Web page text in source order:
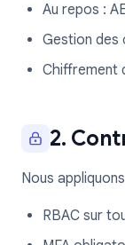
Au repos :
Gestion des
Chiffrement
2.
Nous
RBAC sur